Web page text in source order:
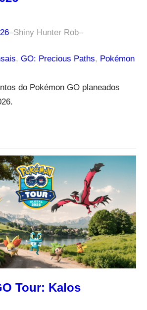
–Shiny Hunter Rob–
, GO: Precious Paths, Pokémon
do Pokémon GO planeados
Tour: Kalos